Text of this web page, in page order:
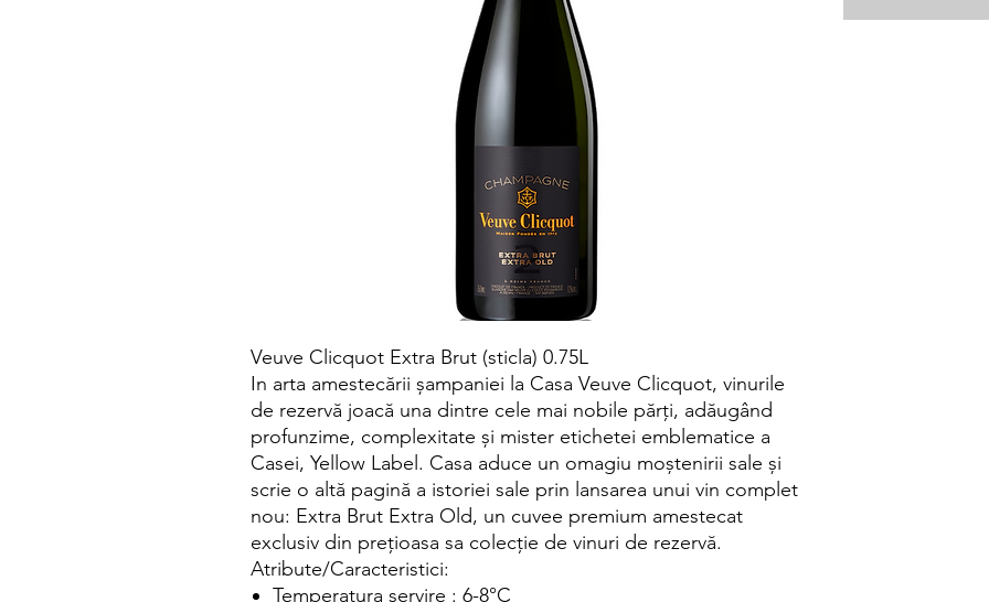
Veuve Clicquot Extra Brut (sticla) 0.75L
In arta amestecării șampaniei la Casa Veuve Clicquot, vinurile
de rezervă joacă una dintre cele mai nobile părți, adăugând
profunzime, complexitate și mister etichetei emblematice a
Casei, Yellow Label. Casa aduce un omagiu moștenirii sale și
scrie o altă pagină a istoriei sale prin lansarea unui vin complet
nou: Extra Brut Extra Old, un cuvee premium amestecat
exclusiv din prețioasa sa colecție de vinuri de rezervă.
Atribute/Caracteristici:
Temperatura servire : 6-8°C